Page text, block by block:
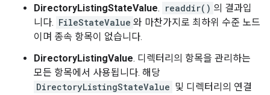
DirectoryListingStateValue. readdir() 의 결과입
니다. FileStateValue 와 마찬가지로 최하위 수준 노드
이며 종속 항목이 없습니다.
DirectoryListingValue. 디렉터리의 항목을 관리하는
모든 항목에서 사용됩니다. 해당
DirectoryListingStateValue 및 디렉터리의 연결